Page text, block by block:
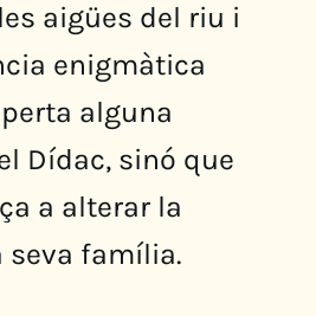
aigües del riu i
enigmàtica
alguna
Dídac, sinó que
a alterar la
seva família.